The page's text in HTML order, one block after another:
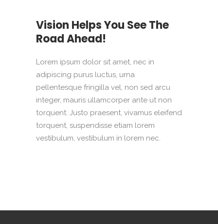
Vision Helps You See The
Road Ahead!
Lorem ipsum dolor sit amet, nec in
adipiscing purus luctus, urna
pellentesque fringilla vel, non sed arcu
integer, mauris ullamcorper ante ut non
torquent. Justo praesent, vivamus eleifend
torquent, suspendisse etiam lorem
vestibulum, vestibulum in lorem nec.